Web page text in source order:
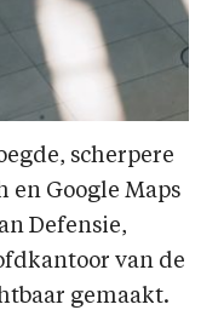
scherpere
en Google Maps
Defensie,
van de
gemaakt.